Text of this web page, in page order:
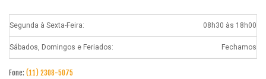
Segunda à Sexta-Feira: 08h30 às 18h00
Sábados, Domingos e Feriados: Fechamos
Fone: (11) 2308-5075